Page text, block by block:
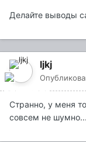
Делайте выводы
ljkj
Странно, у меня
совсем не